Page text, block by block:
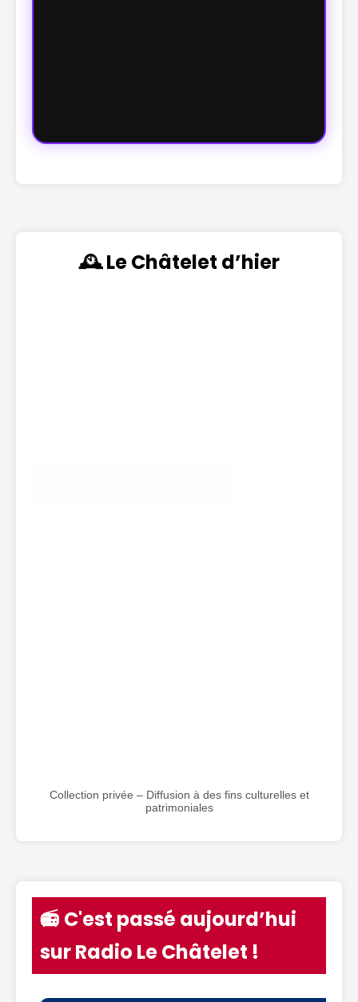
🕰️ Le Châtelet d’hier
Collection privée – Diffusion à des fins culturelles et
patrimoniales
📻 C'est passé aujourd’hui
sur Radio Le Châtelet !